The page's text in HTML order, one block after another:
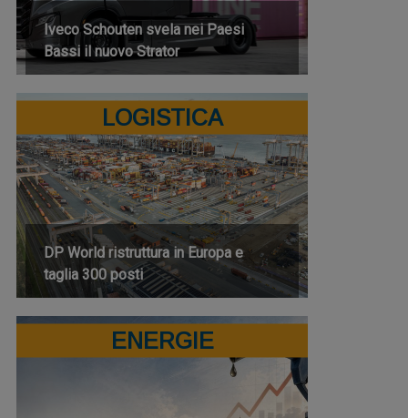
Iveco Schouten svela nei Paesi
Bassi il nuovo Strator
LOGISTICA
DP World ristruttura in Europa e
taglia 300 posti
ENERGIE